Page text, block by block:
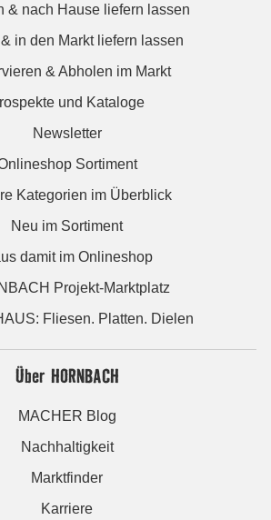
& nach Hause liefern lassen
in den Markt liefern lassen
& Abholen im Markt
und Kataloge
Newsletter
Sortiment
Kategorien im Überblick
Neu im Sortiment
damit im Onlineshop
Projekt-Marktplatz
Fliesen. Platten. Dielen
Über HORNBACH
MACHER Blog
Nachhaltigkeit
Marktfinder
Karriere